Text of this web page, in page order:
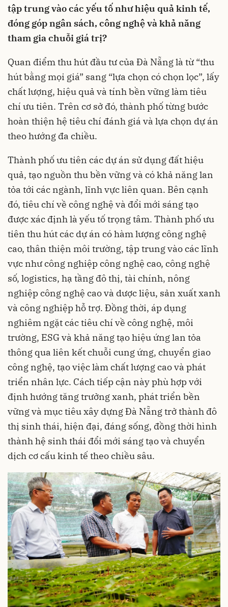
tập trung vào các yếu tố như hiệu quả kinh tế,
đóng góp ngân sách, công nghệ và khả năng
tham gia chuỗi giá trị?
Quan điểm thu hút đầu tư của Đà Nẵng là từ “thu
hút bằng mọi giá” sang “lựa chọn có chọn lọc”, lấy
chất lượng, hiệu quả và tính bền vững làm tiêu
chí ưu tiên. Trên cơ sở đó, thành phố từng bước
hoàn thiện hệ tiêu chí đánh giá và lựa chọn dự án
theo hướng đa chiều.
Thành phố ưu tiên các dự án sử dụng đất hiệu
quả, tạo nguồn thu bền vững và có khả năng lan
tỏa tới các ngành, lĩnh vực liên quan. Bên cạnh
đó, tiêu chí về công nghệ và đổi mới sáng tạo
được xác định là yếu tố trọng tâm. Thành phố ưu
tiên thu hút các dự án có hàm lượng công nghệ
cao, thân thiện môi trường, tập trung vào các lĩnh
vực như công nghiệp công nghệ cao, công nghệ
số, logistics, hạ tầng đô thị, tài chính, nông
nghiệp công nghệ cao và dược liệu, sản xuất xanh
và công nghiệp hỗ trợ. Đồng thời, áp dụng
nghiêm ngặt các tiêu chí về công nghệ, môi
trường, ESG và khả năng tạo hiệu ứng lan tỏa
thông qua liên kết chuỗi cung ứng, chuyển giao
công nghệ, tạo việc làm chất lượng cao và phát
triển nhân lực. Cách tiếp cận này phù hợp với
định hướng tăng trưởng xanh, phát triển bền
vững và mục tiêu xây dựng Đà Nẵng trở thành đô
thị sinh thái, hiện đại, đáng sống, đồng thời hình
thành hệ sinh thái đổi mới sáng tạo và chuyển
dịch cơ cấu kinh tế theo chiều sâu.